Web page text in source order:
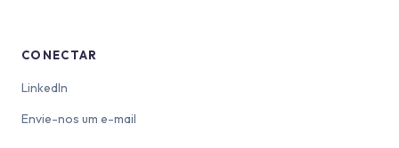
CONECTAR
LinkedIn
Envie-nos um e-mail